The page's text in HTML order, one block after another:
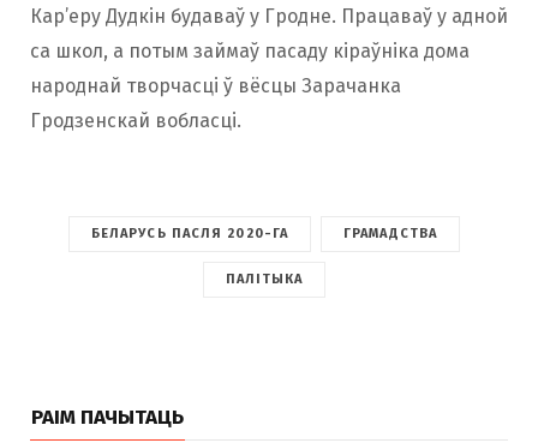
Кар’еру Дудкін будаваў у Гродне. Працаваў у адной
са школ, а потым займаў пасаду кіраўніка дома
народнай творчасці ў вёсцы Зарачанка
Гродзенскай вобласці.
БЕЛАРУСЬ ПАСЛЯ 2020-ГА ГРАМАДСТВА
ПАЛІТЫКА
РАІМ ПАЧЫТАЦЬ